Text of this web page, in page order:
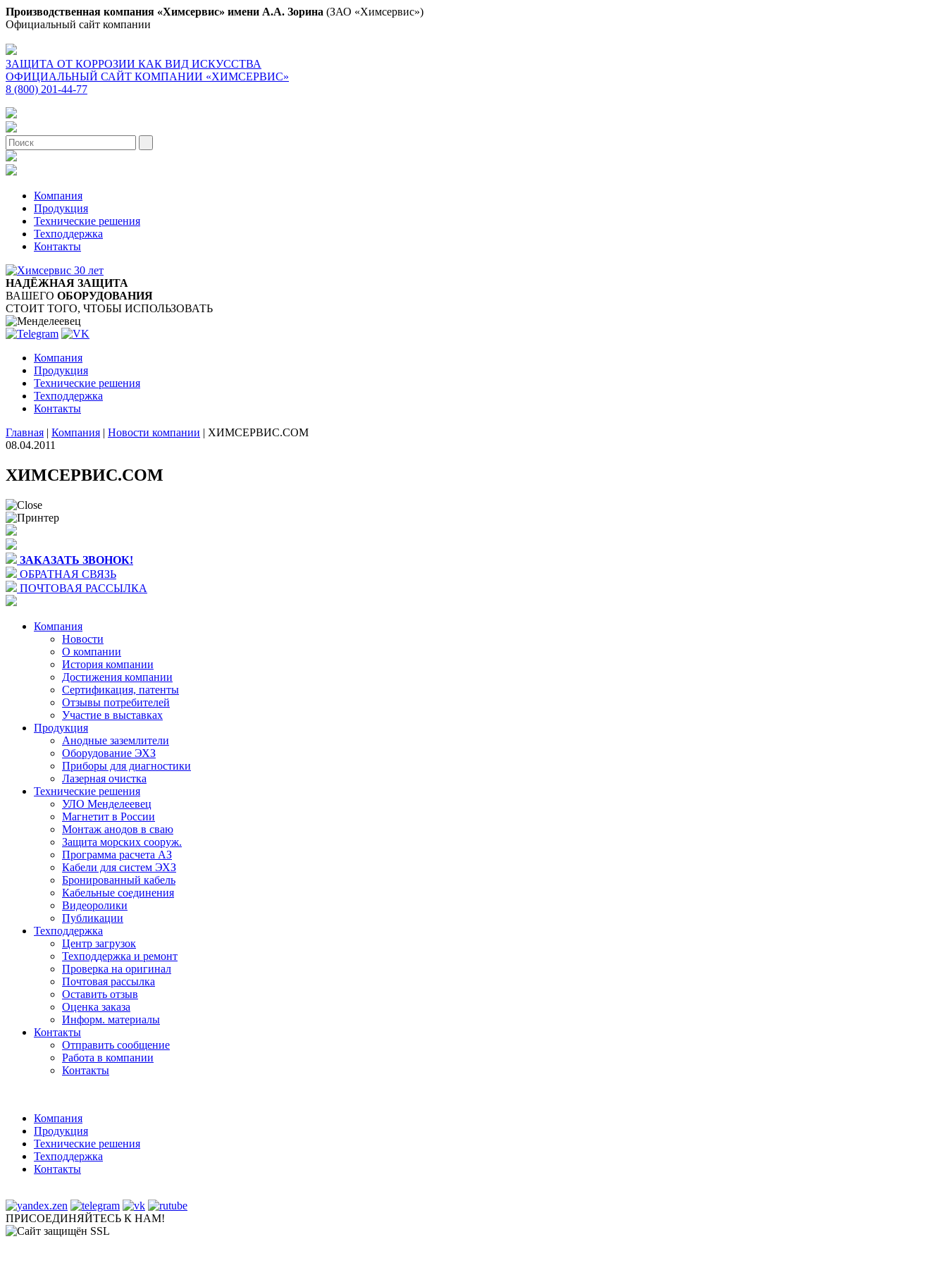
Производственная компания «Химсервис» имени А.А. Зорина (ЗАО «Химсервис»)
Официальный сайт компании
ЗАЩИТА ОТ КОРРОЗИИ КАК ВИД ИСКУССТВА
ОФИЦИАЛЬНЫЙ САЙТ КОМПАНИИ «ХИМСЕРВИС»
8 (800) 201-44-77
Компания
Продукция
Технические решения
Техподдержка
Контакты
НАДЁЖНАЯ ЗАЩИТА
ВАШЕГО ОБОРУДОВАНИЯ
СТОИТ ТОГО, ЧТОБЫ ИСПОЛЬЗОВАТЬ
Компания
Продукция
Технические решения
Техподдержка
Контакты
Главная | Компания | Новости компании | ХИМСЕРВИС.COM
08.04.2011
ХИМСЕРВИС.COM
ЗАКАЗАТЬ ЗВОНОК!
ОБРАТНАЯ СВЯЗЬ
ПОЧТОВАЯ РАССЫЛКА
Компания
Новости
О компании
История компании
Достижения компании
Сертификация, патенты
Отзывы потребителей
Участие в выставках
Продукция
Анодные заземлители
Оборудование ЭХЗ
Приборы для диагностики
Лазерная очистка
Технические решения
УЛО Менделеевец
Магнетит в России
Монтаж анодов в сваю
Защита морских сооруж.
Программа расчета АЗ
Кабели для систем ЭХЗ
Бронированный кабель
Кабельные соединения
Видеоролики
Публикации
Техподдержка
Центр загрузок
Техподдержка и ремонт
Проверка на оригинал
Почтовая рассылка
Оставить отзыв
Оценка заказа
Информ. материалы
Контакты
Отправить сообщение
Работа в компании
Контакты
Компания
Продукция
Технические решения
Техподдержка
Контакты
ПРИСОЕДИНЯЙТЕСЬ К НАМ!